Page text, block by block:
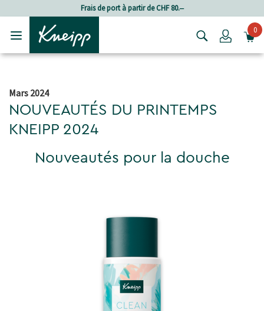
Passer au contenu principal
Passer au contenu du pied de page
Frais de port à partir de CHF 80.‒
Login0
Mars 2024
NOUVEAUTÉS DU PRINTEMPS
KNEIPP 2024
Nouveautés pour la douche